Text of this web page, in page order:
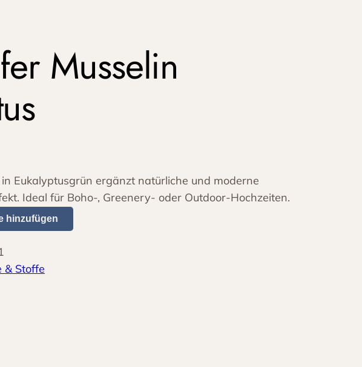
Musselin
Eukalyptusgrün ergänzt natürliche und moderne
Ideal für Boho-, Greenery- oder Outdoor-Hochzeiten.
hinzufügen
& Stoffe